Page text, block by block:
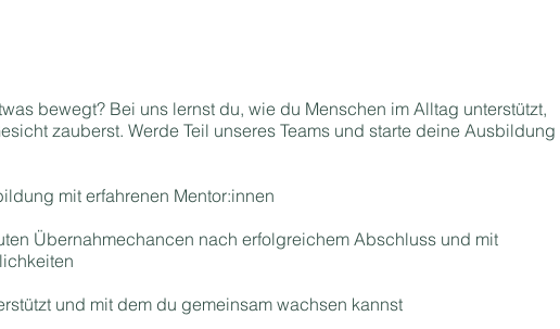
bewegt? Bei uns lernst du, wie du Menschen im Alltag unterstützt,
zauberst. Werde Teil unseres Teams und starte deine Ausbildung
mit erfahrenen Mentor:innen
Übernahmechancen nach erfolgreichem Abschluss und mit
und mit dem du gemeinsam wachsen kannst